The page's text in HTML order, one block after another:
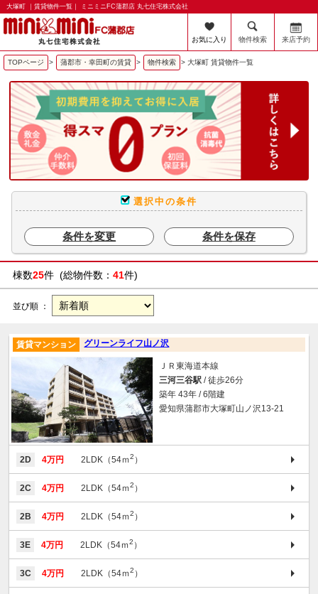
大塚町 ｜賃貸物件一覧｜ ミニミニFC蒲郡店 丸七住宅株式会社
お気に入り 物件検索 来店予約
TOPページ > 蒲郡市・幸田町の賃貸 > 物件検索 > 大塚町 賃貸物件一覧
選択中の条件
条件を変更 条件を保存
棟数25件 (総物件数： 41件)
並び順 ：
グリーンライフ山ノ沢
賃貸マンション
ＪＲ東海道本線
三河三谷駅 / 徒歩26分
築年 43年 / 6階建
愛知県蒲郡市大塚町山ノ沢13-21
2D 4万円 2LDK（54ｍ2 ）
2C 4万円 2LDK（54ｍ2 ）
2B 4万円 2LDK（54ｍ2 ）
3E 4万円 2LDK（54ｍ2 ）
3C 4万円 2LDK（54ｍ2 ）